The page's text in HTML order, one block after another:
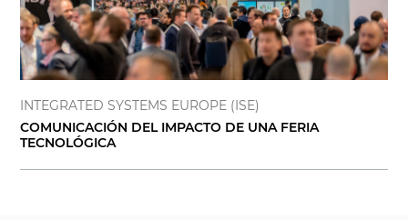
INTEGRATED SYSTEMS EUROPE (ISE)
COMUNICACIÓN DEL IMPACTO DE UNA FERIA
TECNOLÓGICA